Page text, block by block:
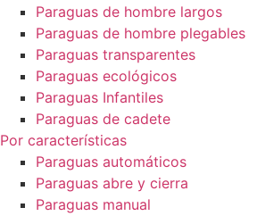
Paraguas de hombre largos
Paraguas de hombre plegables
Paraguas transparentes
Paraguas ecológicos
Paraguas Infantiles
Paraguas de cadete
Por características
Paraguas automáticos
Paraguas abre y cierra
Paraguas manual